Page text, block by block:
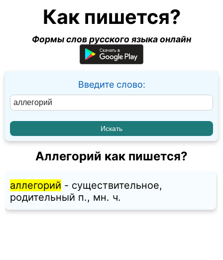
Как пишется?
Формы слов русского языка онлайн
Введите слово:
Аллегорий как пишется?
аллегорий - существительное,
родительный п., мн. ч.